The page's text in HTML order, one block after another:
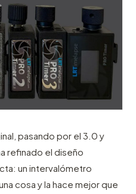
pasando por el 3.0 y
refinado el diseño
un intervalómetro
cosa y la hace mejor que